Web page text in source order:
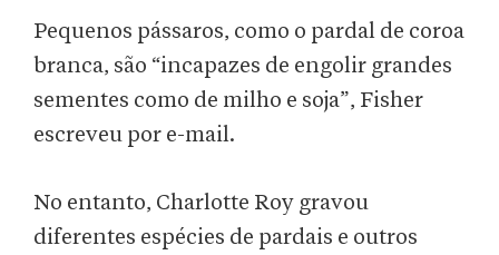
Pequenos pássaros, como o pardal de coroa
branca, são “incapazes de engolir grandes
sementes como de milho e soja”, Fisher
escreveu por e-mail.
No entanto, Charlotte Roy gravou
diferentes espécies de pardais e outros